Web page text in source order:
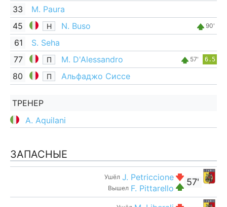
33
M. Paura
45
Н N. Buso 90'
61
S. Seha
77
П M. D'Alessandro 57' 6.5
80 П Альфаджо Сиссе
ТРЕНЕР
A. Aquilani
ЗАПАСНЫЕ
57'
Ушёл J. Petriccione
Вышел F. Pittarello